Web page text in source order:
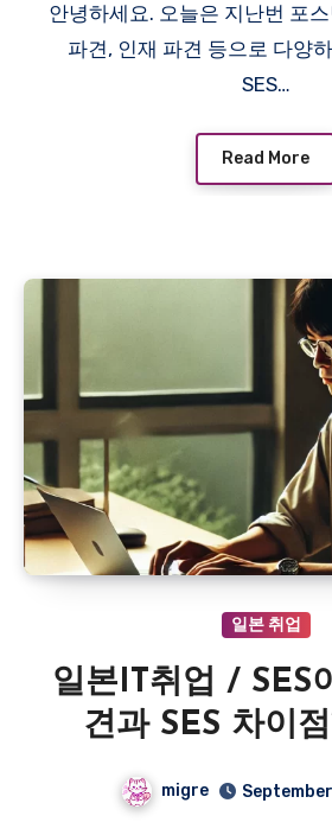
안녕하세요. 오늘은 지난번 포스팅에 이어 일본 IT
파견, 인재 파견 등으로 다양
SES…
Read More
일본 취업
일본IT취업 / SES
견과 SES 차이
migre